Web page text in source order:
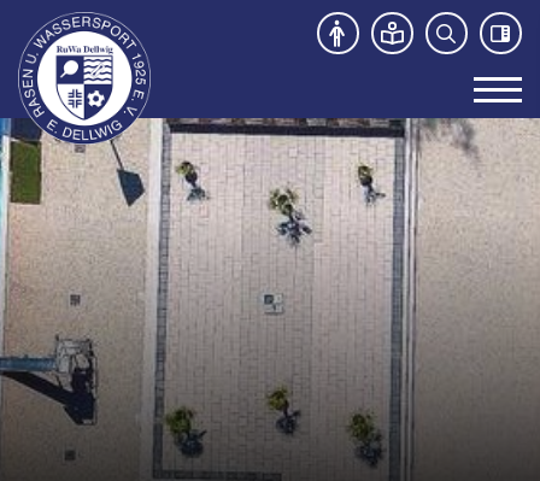
Unser Verein
News
Sport- und Kursangebot
Freibad
Kontakt